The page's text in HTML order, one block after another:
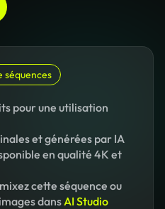
séquences
pour une utilisation
et générées par IA
en qualité 4K et
cette séquence ou
dansAI Studio